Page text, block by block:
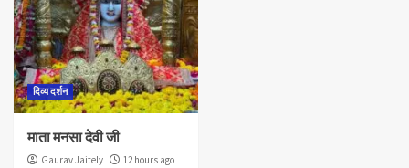
दिव्य दर्शन
माता मनसा देवी जी
Gaurav Jaitely
12 hours ago